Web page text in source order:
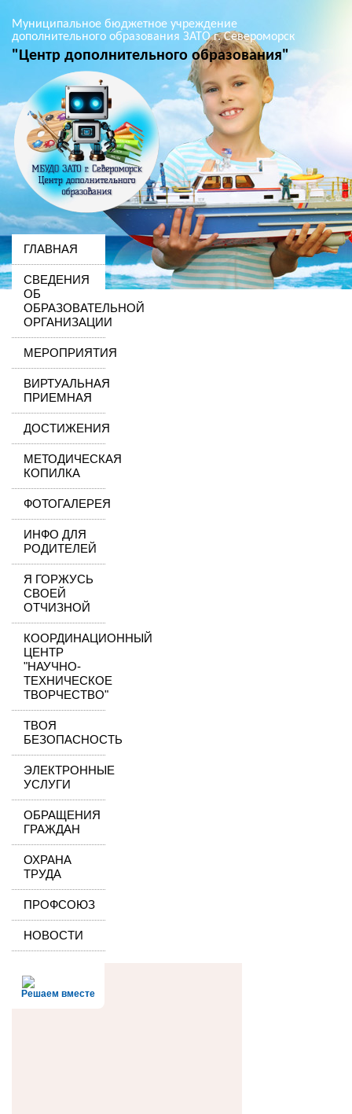
Муниципальное бюджетное учреждение
дополнительного образования ЗАТО г. Североморск
"Центр дополнительного образования"
ГЛАВНАЯ
СВЕДЕНИЯ
ОБ
ОБРАЗОВАТЕЛЬНОЙ
ОРГАНИЗАЦИИ
МЕРОПРИЯТИЯ
ВИРТУАЛЬНАЯ
ПРИЕМНАЯ
ДОСТИЖЕНИЯ
МЕТОДИЧЕСКАЯ
КОПИЛКА
ФОТОГАЛЕРЕЯ
ИНФО ДЛЯ
РОДИТЕЛЕЙ
Я ГОРЖУСЬ
СВОЕЙ
ОТЧИЗНОЙ
КООРДИНАЦИОННЫЙ
ЦЕНТР
"НАУЧНО-
ТЕХНИЧЕСКОЕ
ТВОРЧЕСТВО"
ТВОЯ
БЕЗОПАСНОСТЬ
ЭЛЕКТРОННЫЕ
УСЛУГИ
ОБРАЩЕНИЯ
ГРАЖДАН
ОХРАНА
ТРУДА
ПРОФСОЮЗ
НОВОСТИ
Решаем вместе